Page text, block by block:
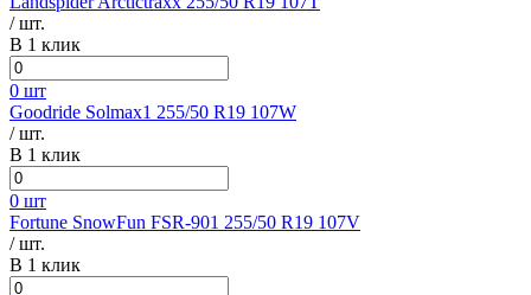
/ шт.
В 1 клик
0 шт
Goodride Solmax1 255/50 R19 107W
/ шт.
В 1 клик
0 шт
Fortune SnowFun FSR-901 255/50 R19 107V
/ шт.
В 1 клик